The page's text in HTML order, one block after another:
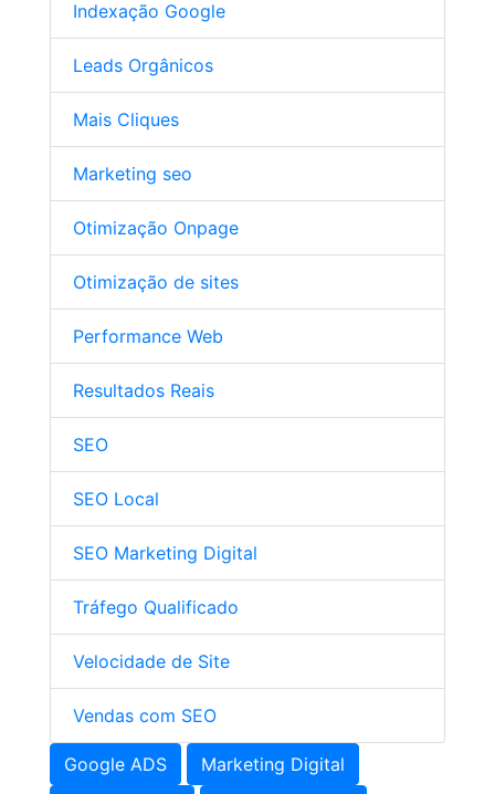
Indexação Google
Leads Orgânicos
Mais Cliques
Marketing seo
Otimização Onpage
Otimização de sites
Performance Web
Resultados Reais
SEO
SEO Local
SEO Marketing Digital
Tráfego Qualificado
Velocidade de Site
Vendas com SEO
Google ADS
Marketing Digital